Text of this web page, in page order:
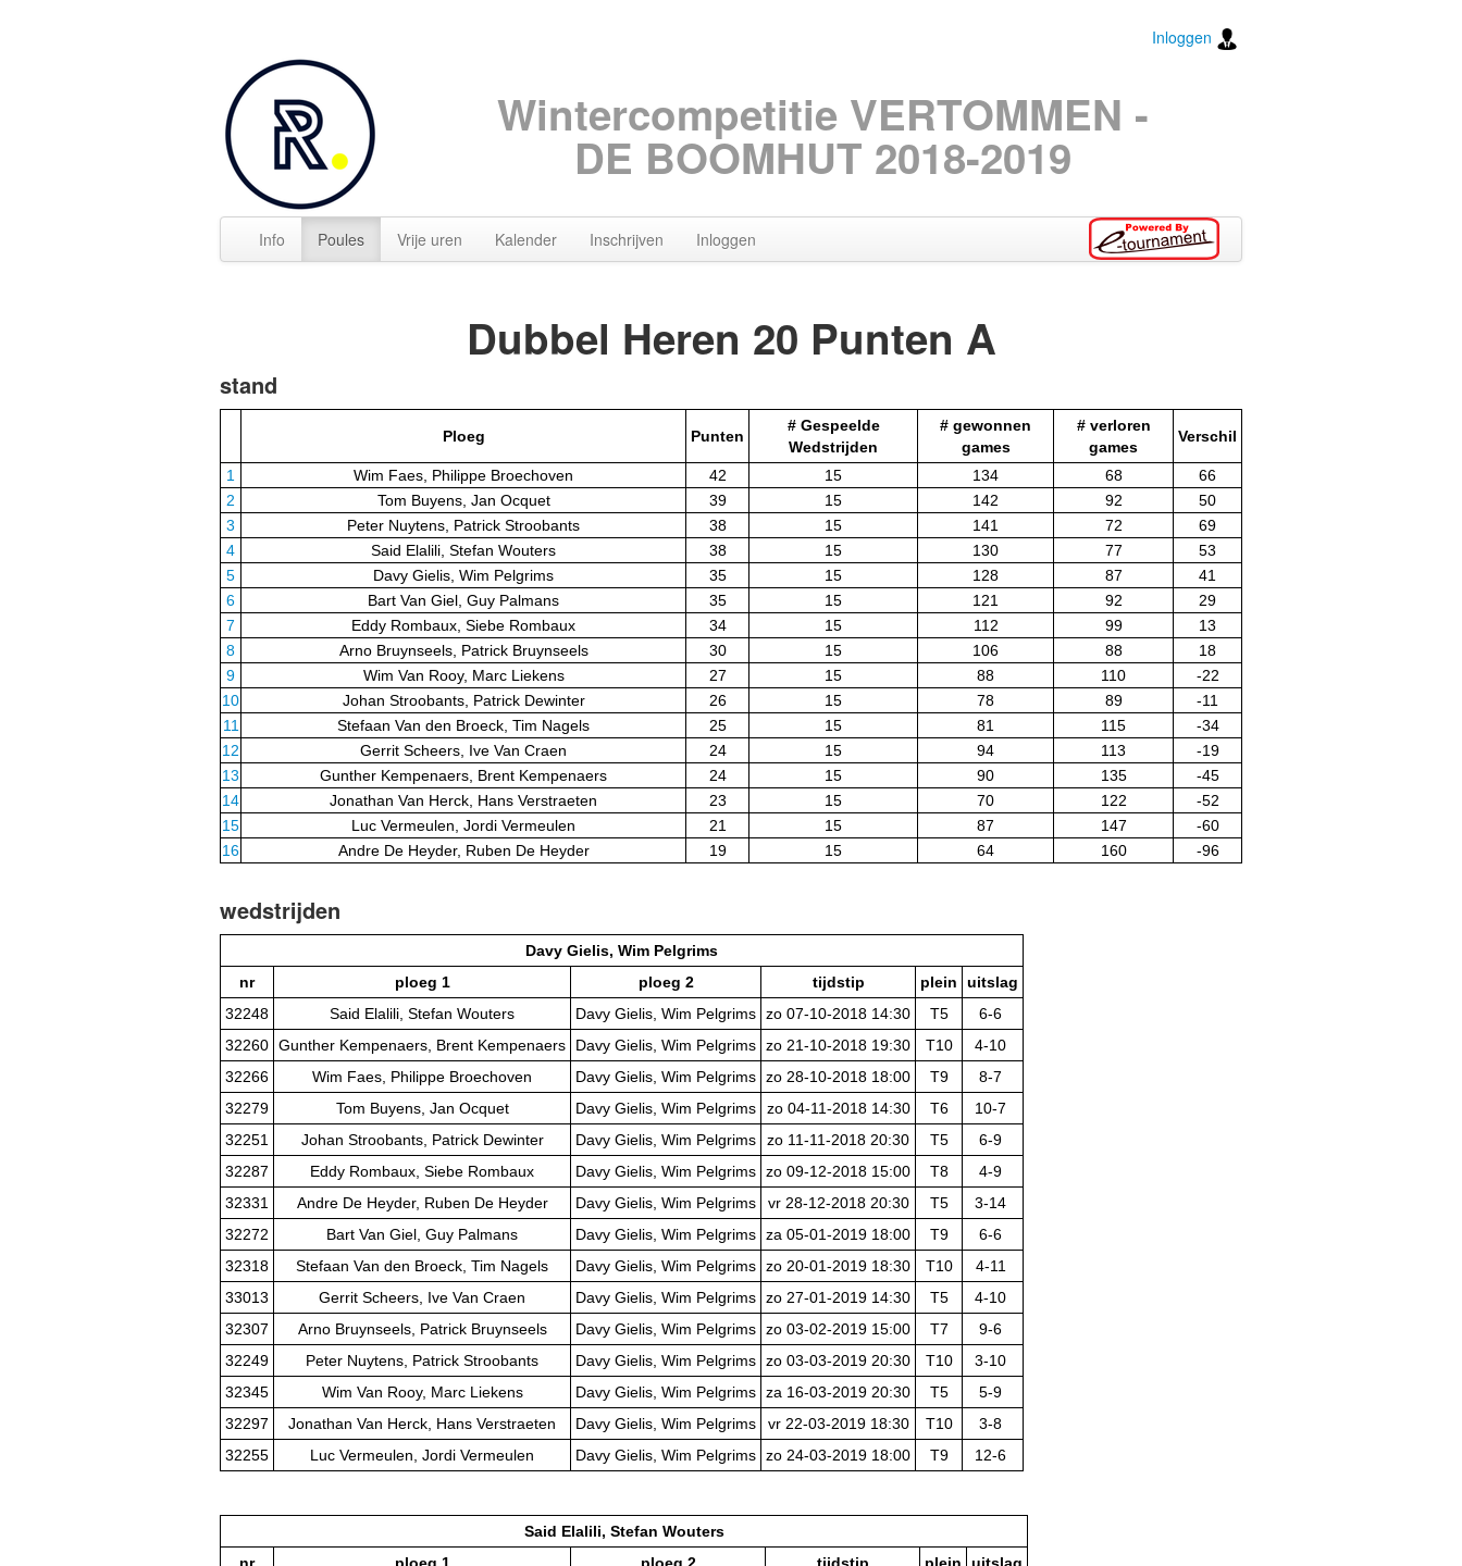
Inloggen
Wintercompetitie VERTOMMEN -
DE BOOMHUT 2018-2019
Info Poules Vrije uren Kalender Inschrijven Inloggen
Dubbel Heren 20 Punten A
stand
Ploeg Punten
# Gespeelde
Wedstrijden
# gewonnen
games
# verloren
games
Verschil
1 Wim Faes, Philippe Broechoven 42 15 134 68
66
2
Tom Buyens, Jan Ocquet 39 15 142 92
50
3
Peter Nuytens, Patrick Stroobants 38 15 141 72
69
4
Said Elalili, Stefan Wouters 38 15 130 77
53
5
Davy Gielis, Wim Pelgrims 35 15 128 87
41
6
Bart Van Giel, Guy Palmans 35 15 121 92
29
7
Eddy Rombaux, Siebe Rombaux 34 15 112 99
13
8
Arno Bruynseels, Patrick Bruynseels 30 15 106 88
18
9
Wim Van Rooy, Marc Liekens 27 15 88 110
-22
10
Johan Stroobants, Patrick Dewinter 26 15 78 89
-11
11
Stefaan Van den Broeck, Tim Nagels 25 15 81 115
-34
12
Gerrit Scheers, Ive Van Craen 24 15 94 113
-19
13
Gunther Kempenaers, Brent Kempenaers 24 15 90 135
-45
14
Jonathan Van Herck, Hans Verstraeten 23 15 70 122
-52
15
Luc Vermeulen, Jordi Vermeulen 21 15 87 147
-60
16
Andre De Heyder, Ruben De Heyder 19 15 64 160 -96
wedstrijden
Davy Gielis, Wim Pelgrims
nr
ploeg 1 ploeg 2 tijdstip plein
uitslag
32248
Said Elalili, Stefan Wouters Davy Gielis, Wim Pelgrims zo 07-10-2018 14:30 T5
6-6
32260 Gunther Kempenaers, Brent Kempenaers Davy Gielis, Wim Pelgrims zo 21-10-2018 19:30 T10
4-10
32266
Wim Faes, Philippe Broechoven Davy Gielis, Wim Pelgrims zo 28-10-2018 18:00 T9
8-7
32279
Tom Buyens, Jan Ocquet Davy Gielis, Wim Pelgrims zo 04-11-2018 14:30 T6
10-7
32251
Johan Stroobants, Patrick Dewinter Davy Gielis, Wim Pelgrims zo 11-11-2018 20:30 T5
6-9
32287
Eddy Rombaux, Siebe Rombaux Davy Gielis, Wim Pelgrims zo 09-12-2018 15:00 T8
4-9
32331
Andre De Heyder, Ruben De Heyder Davy Gielis, Wim Pelgrims vr 28-12-2018 20:30 T5
3-14
32272
Bart Van Giel, Guy Palmans Davy Gielis, Wim Pelgrims za 05-01-2019 18:00 T9
6-6
32318
Stefaan Van den Broeck, Tim Nagels Davy Gielis, Wim Pelgrims zo 20-01-2019 18:30 T10
4-11
33013
Gerrit Scheers, Ive Van Craen Davy Gielis, Wim Pelgrims zo 27-01-2019 14:30 T5
4-10
32307
Arno Bruynseels, Patrick Bruynseels Davy Gielis, Wim Pelgrims zo 03-02-2019 15:00 T7
9-6
32249
Peter Nuytens, Patrick Stroobants Davy Gielis, Wim Pelgrims zo 03-03-2019 20:30 T10
3-10
32345
Wim Van Rooy, Marc Liekens Davy Gielis, Wim Pelgrims za 16-03-2019 20:30 T5
5-9
32297
Jonathan Van Herck, Hans Verstraeten Davy Gielis, Wim Pelgrims vr 22-03-2019 18:30 T10
3-8
32255
Luc Vermeulen, Jordi Vermeulen Davy Gielis, Wim Pelgrims zo 24-03-2019 18:00 T9 12-6
Said Elalili, Stefan Wouters